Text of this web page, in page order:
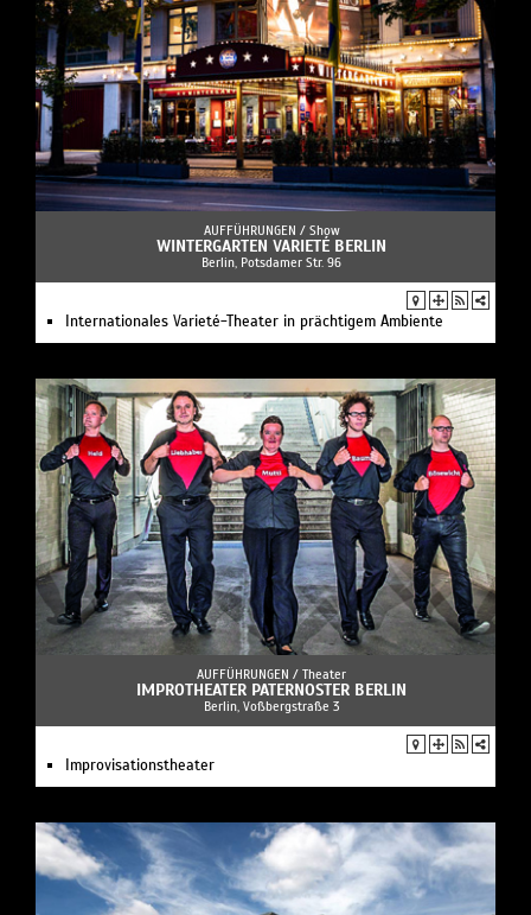
AUFFÜHRUNGEN / Show
WINTERGARTEN VARIETÉ BERLIN
Berlin, Potsdamer Str. 96
Internationales Varieté-Theater in prächtigem Ambiente
AUFFÜHRUNGEN / Theater
IMPROTHEATER PATERNOSTER BERLIN
Berlin, Voßbergstraße 3
Improvisationstheater